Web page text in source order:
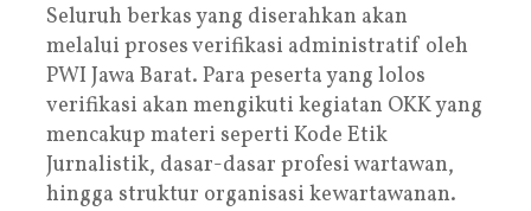
Seluruh berkas yang diserahkan akan
melalui proses verifikasi administratif oleh
PWI Jawa Barat. Para peserta yang lolos
verifikasi akan mengikuti kegiatan OKK yang
mencakup materi seperti Kode Etik
Jurnalistik, dasar-dasar profesi wartawan,
hingga struktur organisasi kewartawanan.